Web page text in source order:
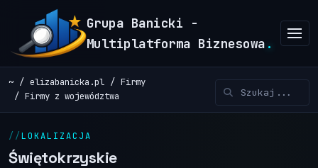
Grupa Banicki -
Multiplatforma Biznesowa .
~ elizabanicka.pl
Firmy
Firmy z województwa
LOKALIZACJA
Świętokrzyskie